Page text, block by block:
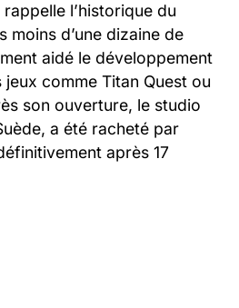
l’historique du
moins d’une dizaine de
aidé le développement
comme Titan Quest ou
son ouverture, le studio
a été racheté par
après 17